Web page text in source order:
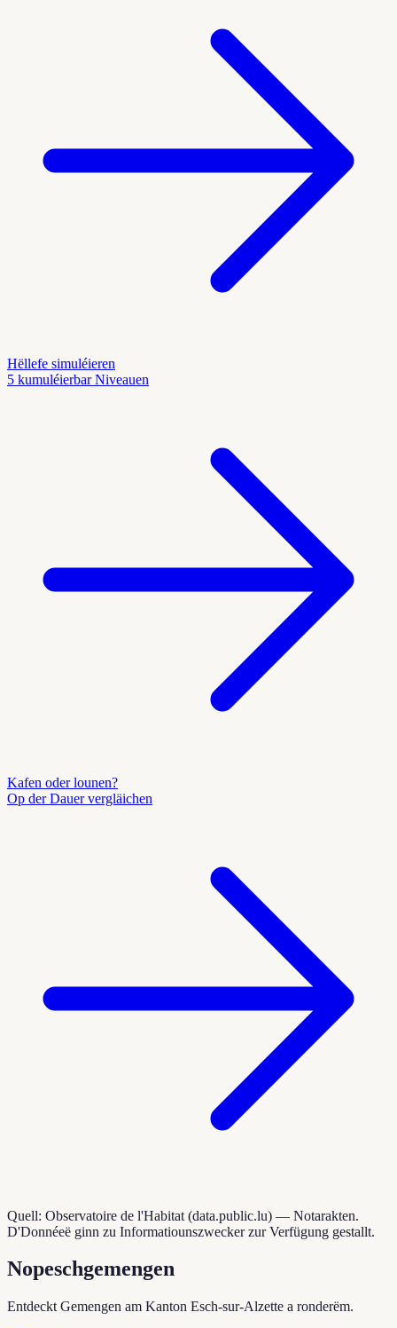
Hëllefe simuléieren
5 kumuléierbar Niveauen
Kafen oder lounen?
Op der Dauer vergläichen
Quell: Observatoire de l'Habitat (data.public.lu) — Notarakten.
D'Donnéeë ginn zu Informatiounszwecker zur Verfügung gestallt.
Nopeschgemengen
Entdeckt Gemengen am Kanton Esch-sur-Alzette a ronderëm.